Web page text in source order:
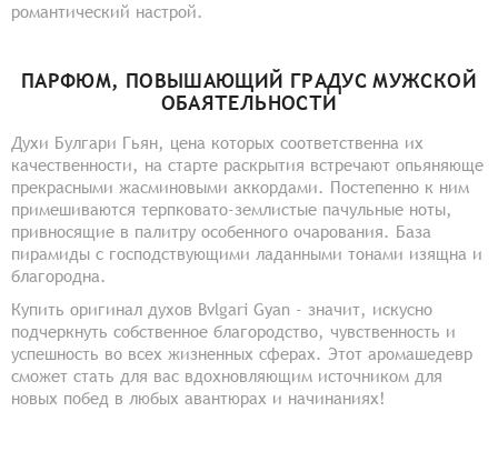
романтический настрой.
ПАРФЮМ, ПОВЫШАЮЩИЙ ГРАДУС МУЖСКОЙ
ОБАЯТЕЛЬНОСТИ
Духи Булгари Гьян, цена которых соответственна их
качественности, на старте раскрытия встречают опьяняюще
прекрасными жасминовыми аккордами. Постепенно к ним
примешиваются терпковато-землистые пачульные ноты,
привносящие в палитру особенного очарования. База
пирамиды с господствующими ладанными тонами изящна и
благородна.
Купить оригинал духов Bvlgari Gyan - значит, искусно
подчеркнуть собственное благородство, чувственность и
успешность во всех жизненных сферах. Этот аромашедевр
сможет стать для вас вдохновляющим источником для
новых побед в любых авантюрах и начинаниях!